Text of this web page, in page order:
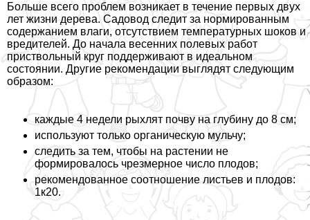
Больше всего проблем возникает в течение первых двух
лет жизни дерева. Садовод следит за нормированным
содержанием влаги, отсутствием температурных шоков и
вредителей. До начала весенних полевых работ
приствольный круг поддерживают в идеальном
состоянии. Другие рекомендации выглядят следующим
образом:
каждые 4 недели рыхлят почву на глубину до 8 см;
используют только органическую мульчу;
следить за тем, чтобы на растении не
формировалось чрезмерное число плодов;
рекомендованное соотношение листьев и плодов:
1к20.